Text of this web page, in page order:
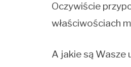
Oczywiście
właściwościach
A jakie są Wasze